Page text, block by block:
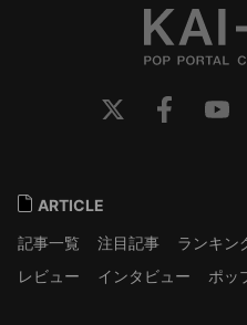
ARTICLE
記事一覧
注目記事 ランキン
レビュー
インタビュー ポッ